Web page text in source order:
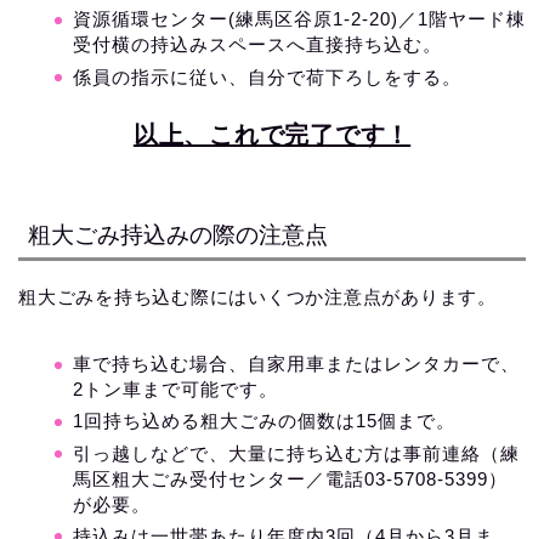
資源循環センター(練馬区谷原1-2-20)／1階ヤード棟
受付横の持込みスペースへ直接持ち込む。
係員の指示に従い、自分で荷下ろしをする。
以上、これで完了です！
粗大ごみ持込みの際の注意点
粗大ごみを持ち込む際にはいくつか注意点があります。
車で持ち込む場合、自家用車またはレンタカーで、
2トン車まで可能です。
1回持ち込める粗大ごみの個数は15個まで。
引っ越しなどで、大量に持ち込む方は事前連絡（練
馬区粗大ごみ受付センター／電話03‐5708‐5399）
が必要。